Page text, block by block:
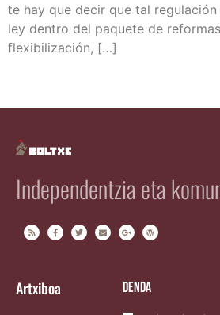
te hay que decir que tal
ley den­tro del paque­te de
flexibilización, […]
Independentzia eta
Artxiboa Denda